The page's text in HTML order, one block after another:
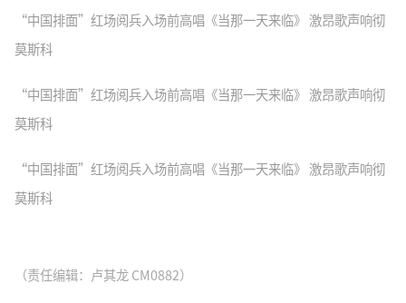
“中国排面”红场阅兵入场前高唱《当那一天来临》 激昂歌声响彻
莫斯科
“中国排面”红场阅兵入场前高唱《当那一天来临》 激昂歌声响彻
莫斯科
“中国排面”红场阅兵入场前高唱《当那一天来临》 激昂歌声响彻
莫斯科
（责任编辑：卢其龙 CM0882）